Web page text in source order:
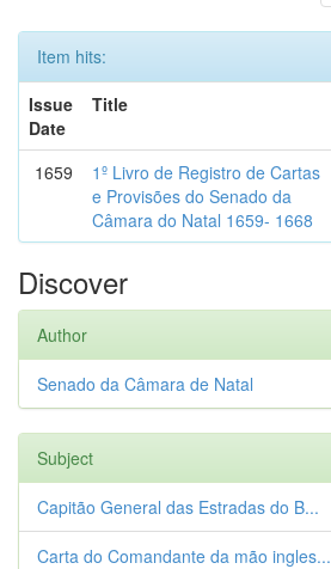
Item hits:
Issue
Date
Title
1659
1º Livro de Registro de Cartas
e Provisões do Senado da
Câmara do Natal 1659- 1668
Discover
Author
Senado da Câmara de Natal
Subject
Capitão General das Estradas do B...
Carta do Comandante da mão ingles...